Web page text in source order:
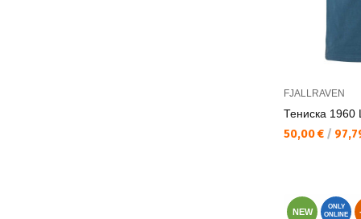
FJALLRAVEN
Тениска 1960
Текуща цена:
50,00 € /
NEW
ONLY
ONLINE